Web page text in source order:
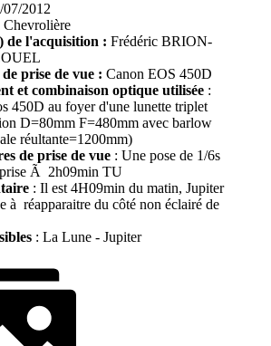
07/2012
Chevrolière
de l'acquisition : Frédéric BRION-
prise de vue : Canon EOS 450D
et combinaison optique utilisée :
450D au foyer d'une lunette triplet
D=80mm F=480mm avec barlow
réultante=1200mm)
de prise de vue : Une pose de 1/6s
Ã 2h09min TU
: Il est 4H09min du matin, Jupiter
à réapparaitre du côté non éclairé de
: La Lune - Jupiter